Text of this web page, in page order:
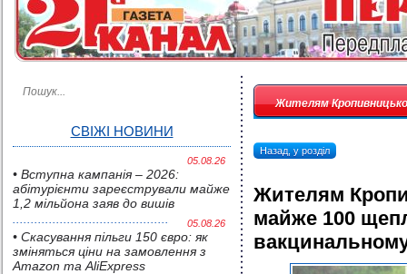
СВІЖІ НОВИНИ
05.08.26
• Вступна кампанія – 2026:
абітурієнти зареєстрували майже
1,2 мільйона заяв до вишів
05.08.26
• Скасування пільги 150 євро: як
зміняться ціни на замовлення з
Amazon та AliExpress
Жителям
Назад, у розділ
Жителям
майже 100